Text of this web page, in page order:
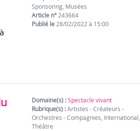
Sponsoring, Musées
Article n°243664
Publié le28/02/2022 à 15:00
Domaine(s) : Spectacle vivant
Rubrique(s) :Artistes - Créateurs -
Orchestres - Compagnies, International,
Théâtre